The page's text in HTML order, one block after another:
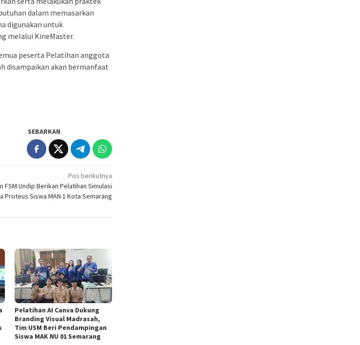
dalam memasarkan
digunakan untuk
melalui KineMaster.
peserta Pelatihan anggota
disampaikan akan bermanfaat
SEBARKAN
Pos berikutnya
FSM Undip Berikan Pelatihan Simulasi
Proteus Siswa MAN 1 Kota Semarang
Pelatihan AI Canva Dukung
Branding Visual Madrasah,
Tim USM Beri Pendampingan
Siswa MAK NU 01 Semarang